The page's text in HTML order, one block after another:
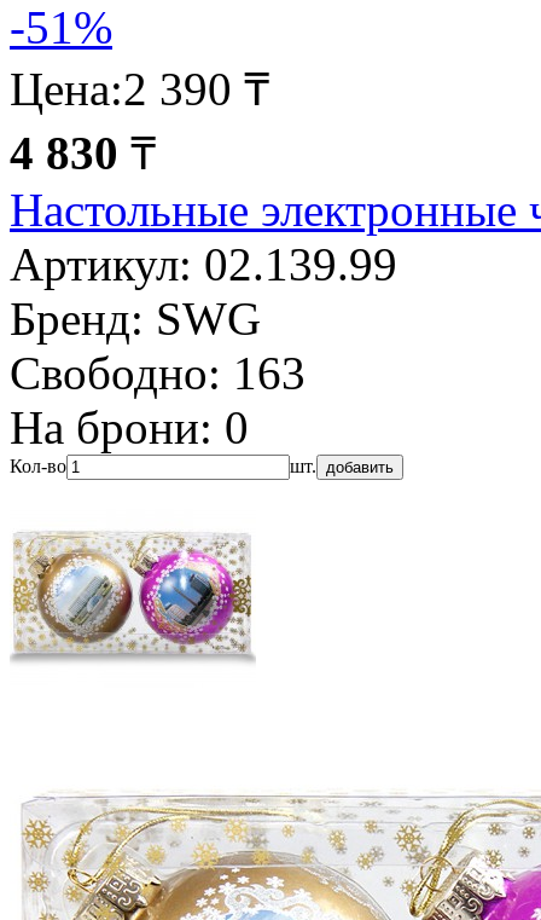
-51%
Цена:2 390 ₸
4 830 ₸
Настольные
Артикул: 02.139.99
Бренд: SWG
Свободно: 163
На брони: 0
Кол-во шт.